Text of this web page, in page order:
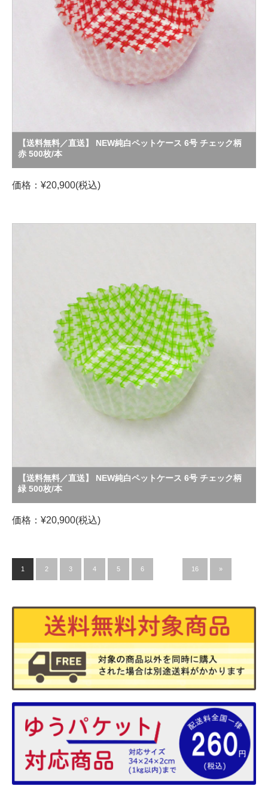
【送料無料／直送】 NEW純白ペットケース 6号 チェック柄
赤 500枚/本
価格：¥20,900(税込)
【送料無料／直送】 NEW純白ペットケース 6号 チェック柄
緑 500枚/本
価格：¥20,900(税込)
1 2 3 4 5 6 16 »